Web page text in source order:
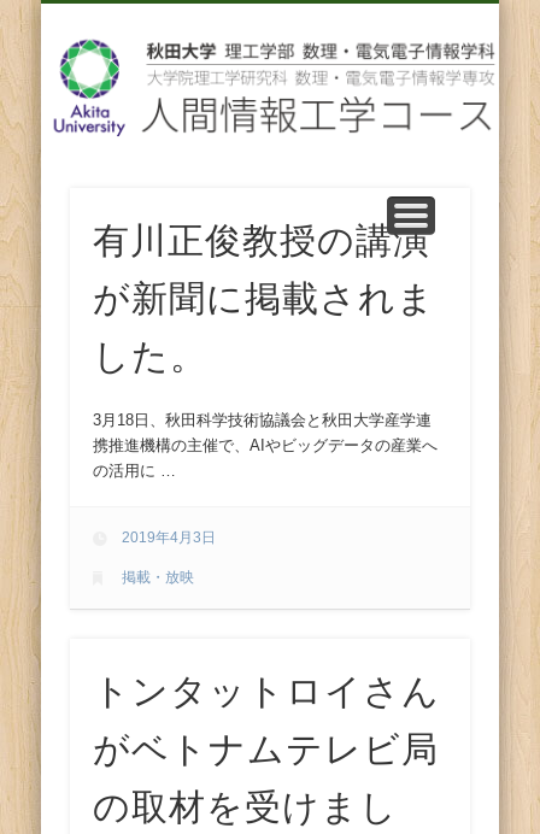
人
間
報
工
学
コ
有川正俊教授の講演
が新聞に掲載されま
した。
3月18日、秋田科学技術協議会と秋田大学産学連
携推進機構の主催で、AIやビッグデータの産業へ
の活用に …
2019年4月3日
掲載・放映
トンタットロイさん
がベトナムテレビ局
の取材を受けまし